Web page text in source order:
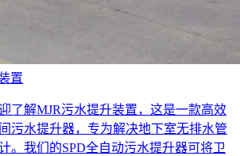
置
了解MJR污水提升装置，这是一款高效
污水提升器，专为解决地下室无排水管
。我们的SPD全自动污水提升器可将卫